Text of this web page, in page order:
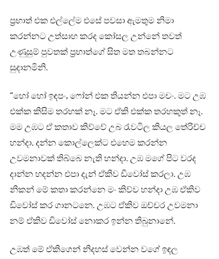
ප්‍රභාත් එක එල්ලේම එසේ පවසා ඇමතුම නිමා
කරන්නට උත්සාහ කරද කෝසල උන්නේ තවත්
උණුසුම් පුවතක් ප්‍රභාත්ගේ සිත මත තබන්නට
සුදානමිනි.
“හෝ හෝ ඉඳපං, ෆෝන් එක තියන්න එපා මචං. මට උඹ
එක්ක කිසිම තරහක් නෑ. මට ඒකි එක්ක තරහකුත් නෑ.
මම උඹට ඒ කතාව කිව්වේ උබ රැවටිල කියල තේරිච්ච
හන්දා. දන්න කොල්ලෙක්ට එහෙම කරන්න
උවමනාවක් තිබ්බෙ නැති හන්දා. උඹ මගේ පිට වරද
දාන්න හදන්න එපා දැන් ඒකිව ඩිවෝස් කරලා. උඹ
නිකන් මේ කතා කරන්නෙ මං කිව්ව හන්දා උඹ ඒකිව
ඩිවෝස් කර ගානටනෙ. උඹට ඒකිව ඔච්චර උවමනා
නම් ඒකිව ඩිවෝස් නොකර ඉන්න තිබුනානේ.
උඹත් මේ ඒකිගෙන් නිදහස් වෙන්න වගේ ඉඳල